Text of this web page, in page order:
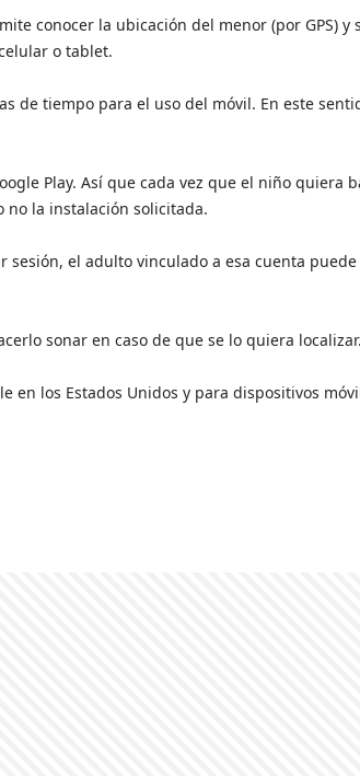
conocer la ubicación del menor (por GPS) y
o tablet.
de tiempo para el uso del móvil. En este
Play. Así que cada vez que el niño quiera
la instalación solicitada.
sesión, el adulto vinculado a esa cuenta
sonar en caso de que se lo quiera localizar.
en los Estados Unidos y para dispositivos